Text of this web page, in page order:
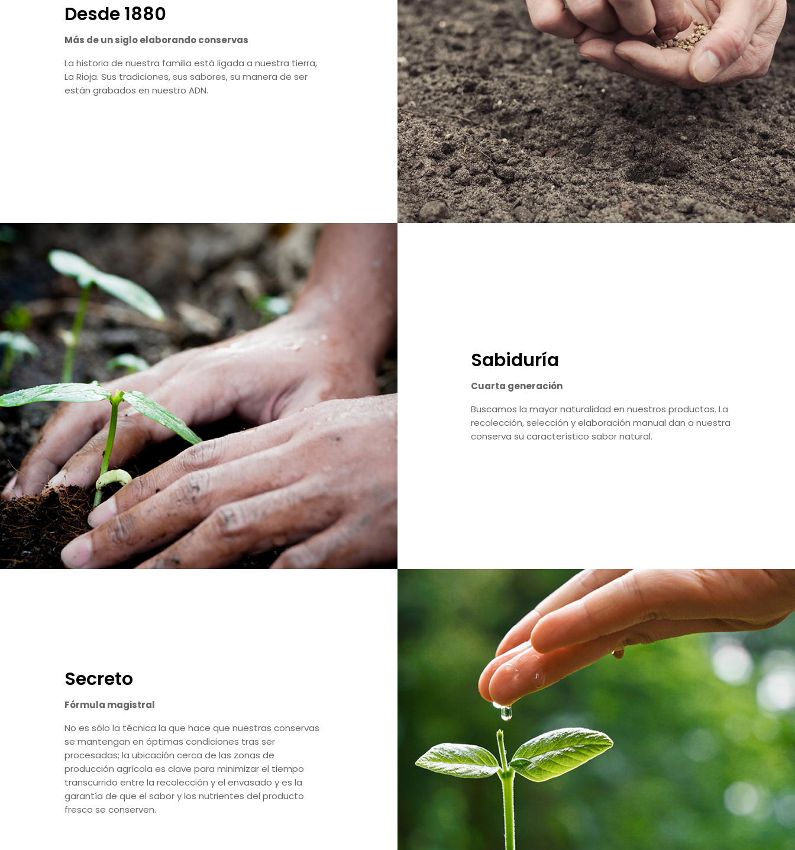
Desde 1880
Más de un siglo elaborando conservas
La historia de nuestra familia está ligada a nuestra tierra,
La Rioja. Sus tradiciones, sus sabores, su manera de ser
están grabados en nuestro ADN.
Sabiduría
Cuarta generación
Buscamos la mayor naturalidad en nuestros productos. La
recolección, selección y elaboración manual dan a nuestra
conserva su característico sabor natural.
Secreto
Fórmula magistral
No es sólo la técnica la que hace que nuestras conservas
se mantengan en óptimas condiciones tras ser
procesadas; la ubicación cerca de las zonas de
producción agrícola es clave para minimizar el tiempo
transcurrido entre la recolección y el envasado y es la
garantía de que el sabor y los nutrientes del producto
fresco se conserven.